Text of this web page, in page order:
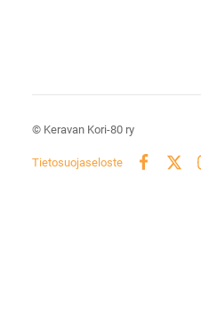
© Keravan Kori-80 ry
Tietosuojaseloste